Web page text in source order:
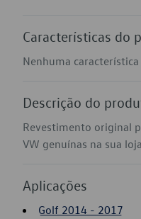
Características do
Nenhuma
Descrição do
Revestimento original
VW genuínas na sua
Aplicações
Golf 2014 - 2017